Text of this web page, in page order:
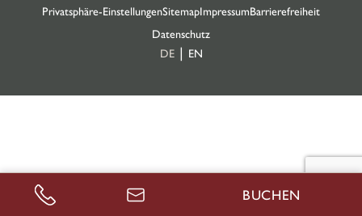
Privatsphäre-EinstellungenSitemapImpressumBarrierefreiheit
Datenschutz
DE
EN
ANRUFEN ANFRAGEN BUCHEN